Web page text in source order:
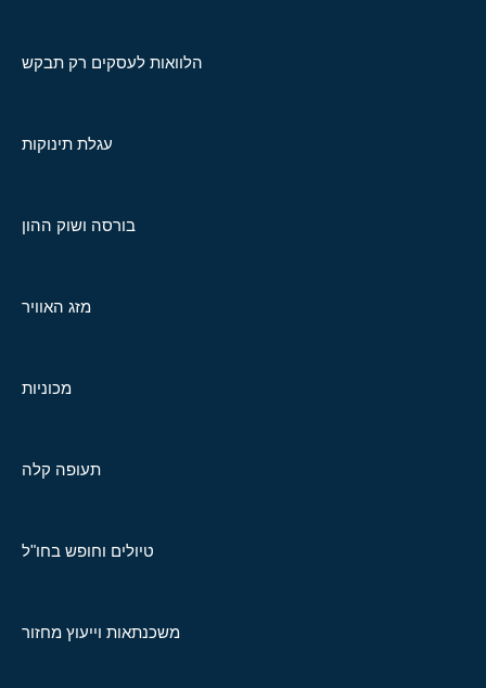
הלוואות לעסקים רק תבקש
עגלת תינוקות
בורסה ושוק ההון
מזג האוויר
מכוניות
תעופה קלה
טיולים וחופש בחו"ל
משכנתאות וייעוץ מחזור